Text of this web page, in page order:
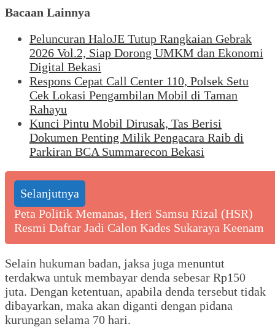
Bacaan Lainnya
Peluncuran HaloJE Tutup Rangkaian Gebrak
2026 Vol.2, Siap Dorong UMKM dan Ekonomi
Digital Bekasi
Respons Cepat Call Center 110, Polsek Setu
Cek Lokasi Pengambilan Mobil di Taman
Rahayu
Kunci Pintu Mobil Dirusak, Tas Berisi
Dokumen Penting Milik Pengacara Raib di
Parkiran BCA Summarecon Bekasi
Selanjutnya
Peta Politik Memanas, Heri Samsu Rizal (HSR)
Resmi Daftar Jadi Calon Kades Sukaraya Keenam
Selain hukuman badan, jaksa juga menuntut
terdakwa untuk membayar denda sebesar Rp150
juta. Dengan ketentuan, apabila denda tersebut tidak
dibayarkan, maka akan diganti dengan pidana
kurungan selama 70 hari.